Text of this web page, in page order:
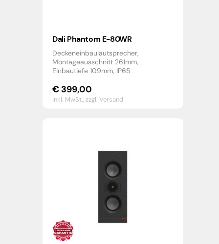
Dali Phantom E-80WR
Deckeneinbaulautsprecher,
Montageausschnitt 261mm,
Einbautiefe 109mm, IP65
€ 399,00
inkl. MwSt.,zzgl. Versand